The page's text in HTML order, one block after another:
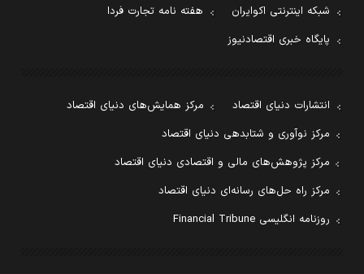
شبکه اینترنتی اکوایران
هفته نامه تجارت فردا
پایگاه خبری اقتصادنیوز
انتشارات دنیای اقتصاد
مرکز همایش‌های دنیای اقتصاد
مرکز نوآوری و شتابدهی دنیای اقتصاد
مرکز پژوهش‌های مالی و اقتصادی دنیای اقتصاد
مرکز راه حل‌های رسانه‌ای دنیای اقتصاد
روزنامه انگلیسی Financial Tribune